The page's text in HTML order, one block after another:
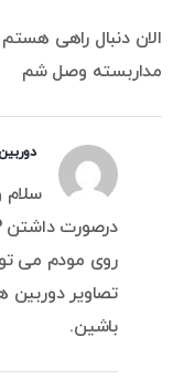
الان دنبال راهی
مداربسته وصل شم
سلام
روی مودم می
تصاویر دوربین
باشین.